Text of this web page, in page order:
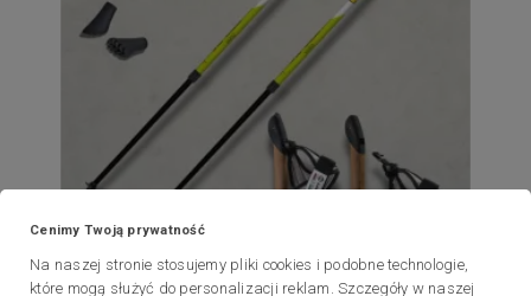
VIPOLE VARIO TOP CLICK
Cenimy Twoją prywatność
Na naszej stronie stosujemy pliki cookies i podobne technologie,
które mogą służyć do personalizacji reklam. Szczegóły w naszej